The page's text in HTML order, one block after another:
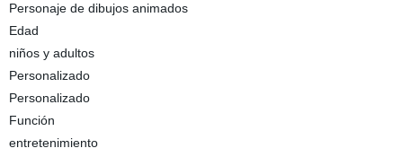
Personaje de dibujos animados
Edad
niños y adultos
Personalizado
Personalizado
Función
entretenimiento